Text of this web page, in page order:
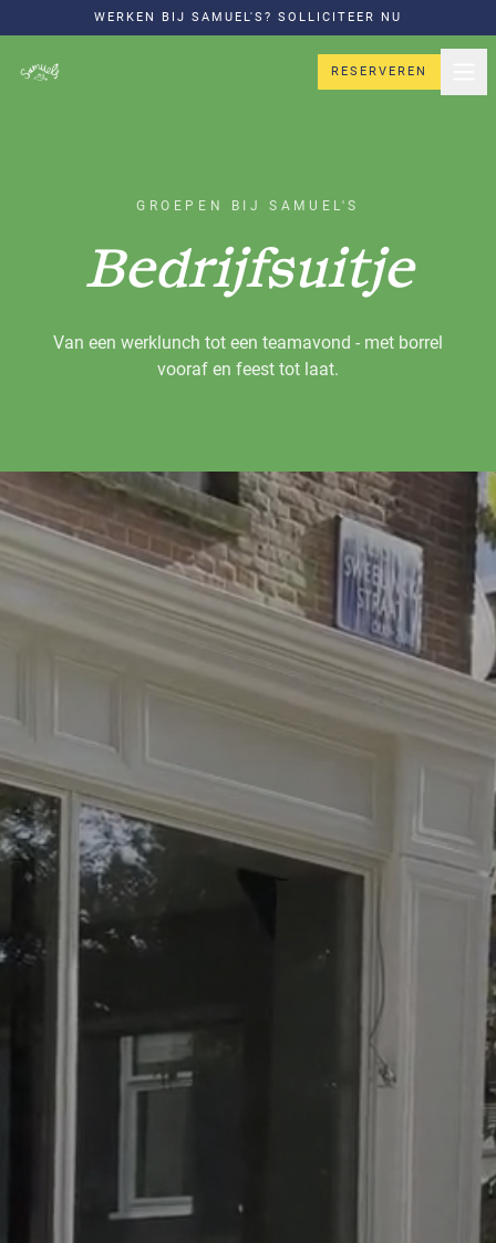
WERKEN BIJ SAMUEL'S? SOLLICITEER NU
RESERVEREN
GROEPEN BIJ SAMUEL'S
Bedrijfsuitje
Van een werklunch tot een teamavond - met borrel
vooraf en feest tot laat.